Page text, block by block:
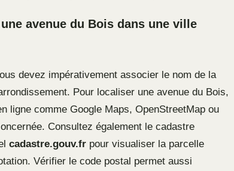
avenue du Bois dans une ville
devez impérativement associer le nom de la
Pour localiser une avenue du Bois,
ligne comme Google Maps, OpenStreetMap ou
Consultez également le cadastre
cadastre.gouv.fr pour visualiser la parcelle
Vérifier le code postal permet aussi